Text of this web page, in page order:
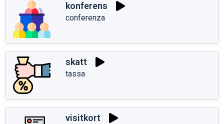
konferens
conferenza
skatt
tassa
visitkort